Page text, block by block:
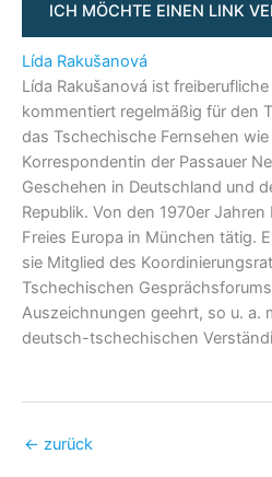
ICH MÖCHTE EINEN LINK
Lída Rakušanová
Lída Rakušanová ist
kommentiert regelmäßig für den
das Tschechische Fernsehen
Korrespondentin der Passauer
Geschehen in Deutschland und
Republik. Von den 1970er
Freies Europa in München tätig.
sie Mitglied des
Tschechischen
Auszeichnungen geehrt, so u. a.
deutsch-tschechischen
← zurück